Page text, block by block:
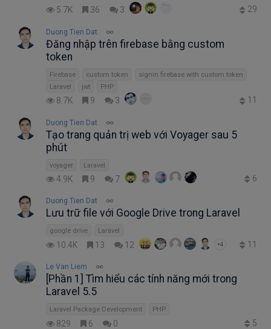
5.7K 36 3 29
Duong Tien Dat
Đăng nhập trên firebase bằng custom
token
Firebase custom token
signin firebase with custom token
Laravel
jwt PHP
8.7K 9 3 11
Duong Tien Dat
Tạo trang quản trị web với Voyager sau 5
phút
voyager Laravel
4.9K 9 7 6
Duong Tien Dat
Lưu trữ file với Google Drive trong Laravel
google drive Laravel
10.4K 13 12 +4 11
Le Van Liem
[Phần 1] Tìm hiểu các tính năng mới trong
Laravel 5.5
Laravel Package Development PHP
829 6 0 5